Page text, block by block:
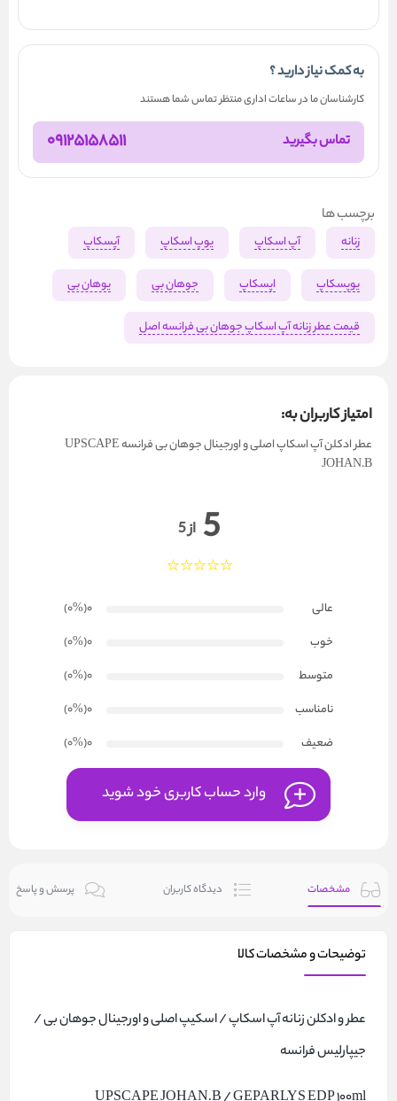
به کمک نیاز دارید ؟
کارشناسان ما در ساعات اداری منتظر تماس شما هستند
تماس بگیرید 09125158511
برچسب ها
زنانه آپ اسکاپ یوپ اسکاپ آپسکاپ
یوپسکاپ اپسکاپ جوهان بی یوهان بی
قیمت عطر زنانه آپ اسکاپ جوهان بی فرانسه اصل
امتیاز کاربران به:
عطر ادکلن آپ اسکاپ اصلی و اورجینال جوهان بی فرانسه UPSCAPE
JOHAN.B
5 از 5
عالی 0(۰%
)
خوب
0(۰%
)
متوسط
0(۰%
)
نامناسب
0(۰%
)
ضعیف
0(۰%
)
وارد حساب کاربری خود شوید
مشخصات دیدگاه کاربران پرسش و پاسخ
توضیحات و مشخصات کالا
عطر و ادکلن زنانه آپ اسکاپ / اسکیپ اصلی و اورجینال جوهان بی /
جیپارلیس فرانسه